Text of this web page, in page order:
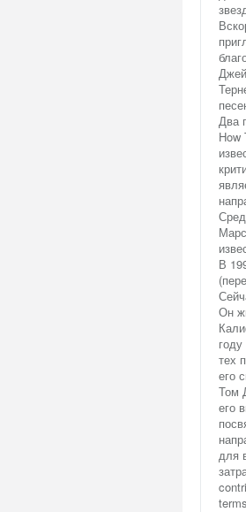
Два
How
В
Он
тех
его
Том
его
для